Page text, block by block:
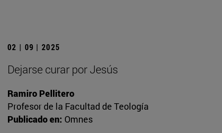
02 | 09 | 2025
Dejarse curar por Jesús
Ramiro Pellitero
Profesor de la Facultad de Teología
Publicado en: Omnes